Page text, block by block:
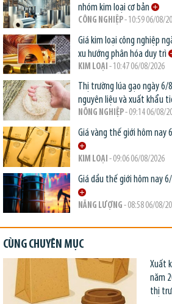
nhóm kim loại cơ bản
CÔNG NGHIỆP- 10:59 06/08/
Giá kim loại công nghiệp
xu hướng phân hóa duy trì
KIM LOẠI - 10:47 06/08/2026
Thị trường lúa gạo ngày 6/
nguyên liệu và xuất khẩu
NÔNG NGHIỆP- 09:14 06/08/
Giá vàng thế giới hôm nay
KIM LOẠI - 09:06 06/08/2026
Giá dầu thế giới hôm nay
NĂNG LƯỢNG - 08:58 06/08/
CÙNG CHUYÊN MỤC
Xuất
năm
thị